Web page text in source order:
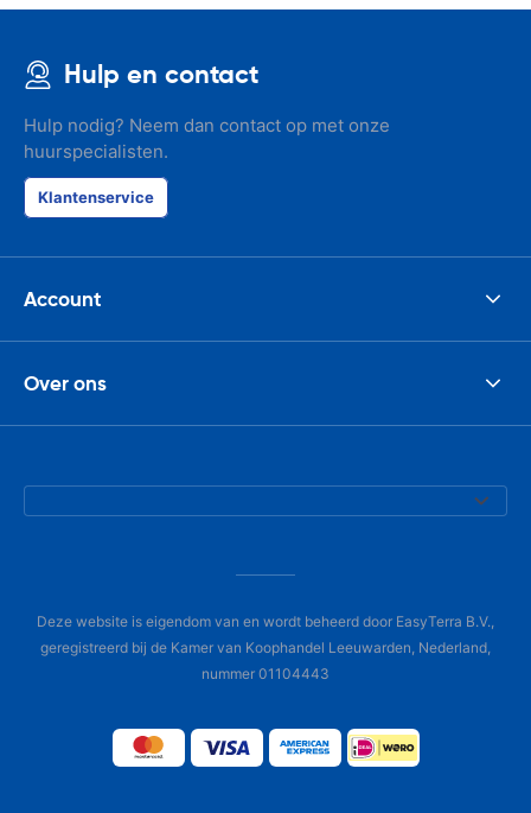
Hulp en contact
Hulp nodig? Neem dan contact op met onze
huurspecialisten.
Klantenservice
Account
Over ons
Deze website is eigendom van en wordt beheerd door EasyTerra B.V.,
geregistreerd bij de Kamer van Koophandel Leeuwarden, Nederland,
nummer 01104443